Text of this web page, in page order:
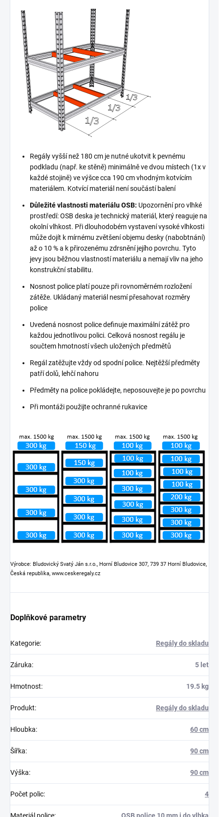
Regály vyšší než 180 cm je nutné ukotvit k pevnému
podkladu (např. ke stěně) minimálně ve dvou místech (1x v
každé stojině) ve výšce cca 190 cm vhodným kotvícím
materiálem. Kotvící materiál není součástí balení
Důležité vlastnosti materiálu OSB: Upozornění pro vlhké
prostředí: OSB deska je technický materiál, který reaguje na
okolní vlhkost. Při dlouhodobém vystavení vysoké vlhkosti
může dojít k mírnému zvětšení objemu desky (nabobtnání)
až o 10 % a k přirozenému zdrsnění jejího povrchu. Tyto
jevy jsou běžnou vlastností materiálu a nemají vliv na jeho
konstrukční stabilitu.
Nosnost police platí pouze při rovnoměrném rozložení
zátěže. Ukládaný materiál nesmí přesahovat rozměry
police
Uvedená nosnost police definuje maximální zátěž pro
každou jednotlivou polici. Celková nosnost regálu je
součtem hmotností všech uložených předmětů
Regál zatěžujte vždy od spodní police. Nejtěžší předměty
patří dolů, lehčí nahoru
Předměty na police pokládejte, neposouvejte je po povrchu
Při montáži použijte ochranné rukavice
Výrobce: Bludovický Svatý Ján s.r.o., Horní Bludovice 307, 739 37 Horní Bludovice,
Česká republika, www.ceskeregaly.cz
Doplňkové parametry
Kategorie: Regály do skladu
Záruka: 5 let
Hmotnost: 19.5 kg
Produkt: Regály do skladu
Hloubka: 60 cm
Šířka: 90 cm
Výška: 90 cm
Počet polic: 4